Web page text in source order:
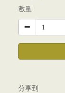
數量
分享到